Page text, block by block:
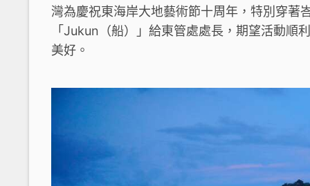
灣為慶祝東海岸大地藝術節十周年，特別穿著
「Jukun（船）」給東管處處長，期望活動順
美好。